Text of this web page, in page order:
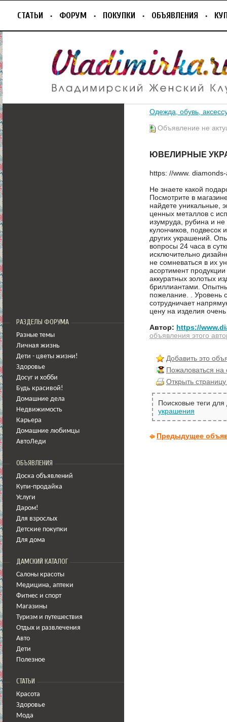
СТАТЬИ ФОРУМ ПОКУПКИ ОБЪЯВЛЕНИЯ
РАЗДЕЛЫ ФОРУМА
Разные темы
Личная жизнь
Дети - цветы жизни!
Здоровье
Досуг и хобби
Будь красивой!
Домашние дела
Недвижимость
Карьера
Домашние любимцы
АвтоЛеди
ОБЪЯВЛЕНИЯ
Доска объявлений
Купи-продайка
Услуги
Даром!
Для взрослых
Детские покупки
Для дома
ДАМСКИЙ КАТАЛОГ
Салоны красоты
Медицина, аптеки
Фитнес и спорт
Магазины
Туризм и путешествия
Отдых и развлечения
Авто
Дети
Полезное
СТАТЬИ
Красота
Здоровье
Мода
Одежда, обувь,
Объявление не
ЮВЕЛИРНЫЕ
https: //www.
Не знаете какой
Посмотрите в
найдете уникальные,
ценных металлов с
изумруда, рубина и
кулончиков, подвесок
других украшений.
вопросы 24 часа в
исключительно
не сомневаться в их
асортимент
аккуратных золотых
бриллиантами.
пожелание. . Уровень
сотрудничает
цену на изделия
Автор: https://
объявления этого
Добавить это
Пожаловаться
Открыть
Поисковые теги
украшения
Предыдущее